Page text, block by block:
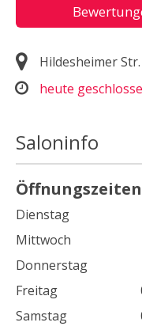
Hildesheimer
heute
Saloninfo
Öffnungszeiten
Dienstag
Mittwoch
Donnerstag
Freitag
Samstag